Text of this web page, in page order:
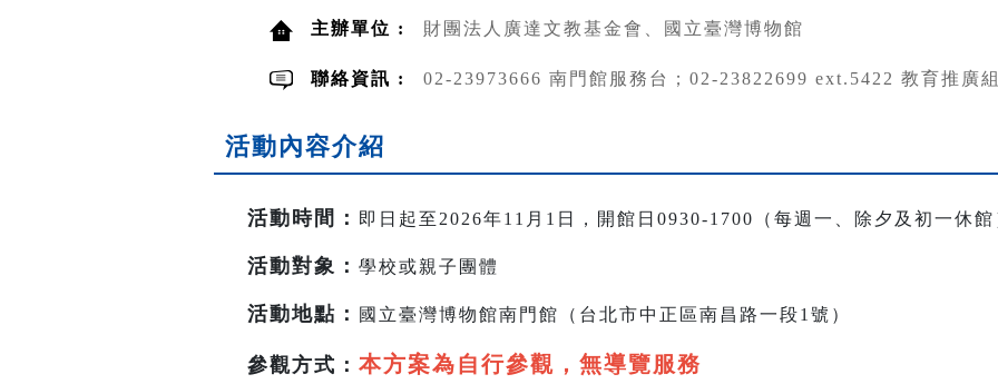
主辦單位 : 財團法人廣達文教基金會、國立臺灣博物館
聯絡資訊 : 02-23973666 南門館服務台；02-23822699 ext.5422 教育推廣
活動內容介紹
活動時間 ： 即日起至2026年11月1日，開館日0930-1700（每週一、除夕及初一休館
活動對象： 學校或親子團體
活動地點 ： 國立臺灣博物館南門館（台北市中正區南昌路一段1號）
參觀方式： 本方案為自行參觀，無導覽服務